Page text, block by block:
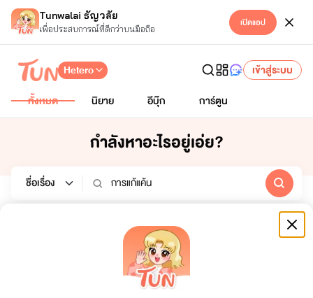
Tunwalai ธัญวลัย
เพื่อประสบการณ์ที่ดีกว่าบนมือถือ เปิดแอป
Hetero
เข้าสู่ระบบ
ทั้งหมด
นิยาย อีบุ๊ก การ์ตูน
กำลังหาอะไรอยู่เอ่ย?
อีบุ๊ก
ยอดขาย